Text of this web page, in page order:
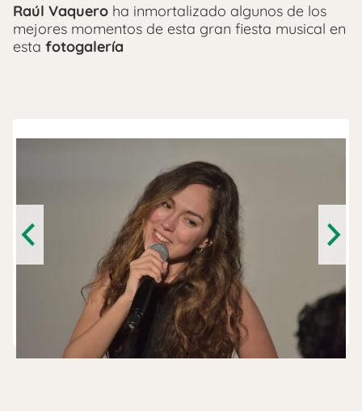
Raúl Vaquero ha inmortalizado algunos de los
mejores momentos de esta gran fiesta musical en
esta fotogalería